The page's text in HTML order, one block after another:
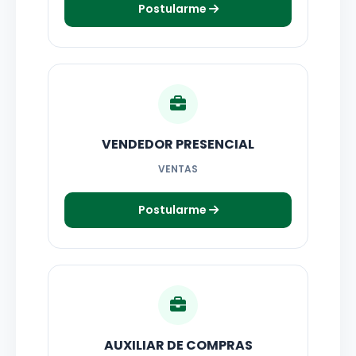
Postularme
VENDEDOR PRESENCIAL
VENTAS
Postularme
AUXILIAR DE COMPRAS